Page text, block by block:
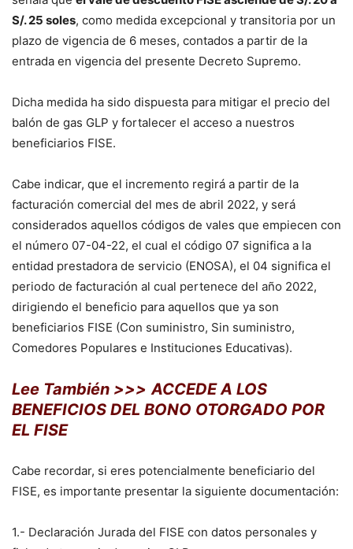
S/. 25 soles, como medida excepcional y transitoria por un
plazo de vigencia de 6 meses, contados a partir de la
entrada en vigencia del presente Decreto Supremo.
Dicha medida ha sido dispuesta para mitigar el precio del
balón de gas GLP y fortalecer el acceso a nuestros
beneficiarios FISE.
Cabe indicar, que el incremento regirá a partir de la
facturación comercial del mes de abril 2022, y será
considerados aquellos códigos de vales que empiecen con
el número 07-04-22, el cual el código 07 significa a la
entidad prestadora de servicio (ENOSA), el 04 significa el
periodo de facturación al cual pertenece del año 2022,
dirigiendo el beneficio para aquellos que ya son
beneficiarios FISE (Con suministro, Sin suministro,
Comedores Populares e Instituciones Educativas).
Lee También >>> ACCEDE A LOS
BENEFICIOS DEL BONO OTORGADO POR
EL FISE
Cabe recordar, si eres potencialmente beneficiario del
FISE, es importante presentar la siguiente documentación:
1.- Declaración Jurada del FISE con datos personales y